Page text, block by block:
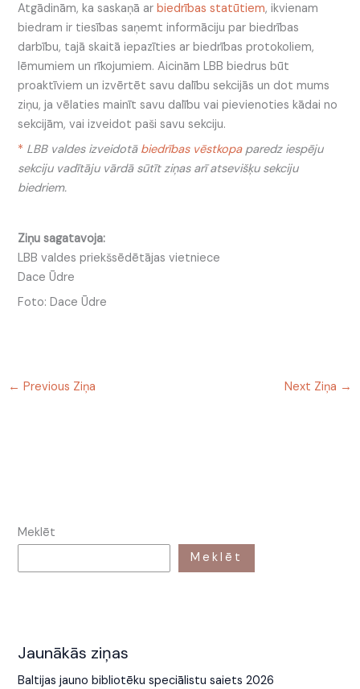
Atgādinām, ka saskaņā arbiedrības statūtiem, ikvienam
biedram ir tiesības saņemt informāciju par biedrības
darbību, tajā skaitā iepazīties ar biedrības protokoliem,
lēmumiem un rīkojumiem. Aicinām LBB biedrus būt
proaktīviem un izvērtēt savu dalību sekcijās un dot mums
ziņu, ja vēlaties mainīt savu dalību vai pievienoties kādai no
sekcijām, vai izveidot paši savu sekciju.
* LBB valdes izveidotā biedrības vēstkopaparedz iespēju
sekciju vadītāju vārdā sūtīt ziņas arī atsevišķu sekciju
biedriem.
Ziņu sagatavoja:
LBB valdes priekšsēdētājas vietniece
Dace Ūdre
Foto: Dace Ūdre
← Previous Ziņa Next Ziņa →
Meklēt
Meklēt
Jaunākās ziņas
Baltijas jauno bibliotēku speciālistu saiets 2026